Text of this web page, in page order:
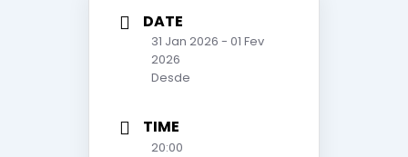
DATE
31 Jan 2026 - 01 Fev
2026
Desde
TIME
20:00